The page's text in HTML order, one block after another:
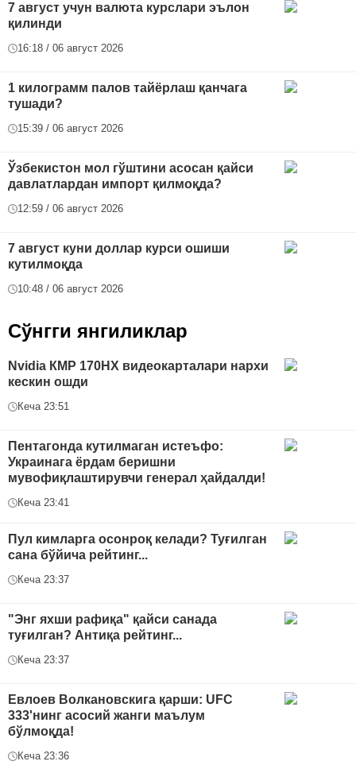
7 август учун валюта курслари эълон
қилинди
16:18 / 06 август 2026
1 килограмм палов тайёрлаш қанчага
тушади?
15:39 / 06 август 2026
Ўзбекистон мол гўштини асосан қайси
давлатлардан импорт қилмоқда?
12:59 / 06 август 2026
7 август куни доллар курси ошиши
кутилмоқда
10:48 / 06 август 2026
Сўнгги янгиликлар
Nvidia КMP 170HX видеокарталари нархи
кескин ошди
Кеча 23:51
Пентагонда кутилмаган истеъфо:
Украинага ёрдам беришни
мувофиқлаштирувчи генерал ҳайдалди!
Кеча 23:41
Пул кимларга осонроқ келади? Туғилган
сана бўйича рейтинг...
Кеча 23:37
"Энг яхши рафиқа" қайси санада
туғилган? Антиқа рейтинг...
Кеча 23:37
Евлоев Волкановскига қарши: UFC
333'нинг асосий жанги маълум
бўлмоқда!
Кеча 23:36